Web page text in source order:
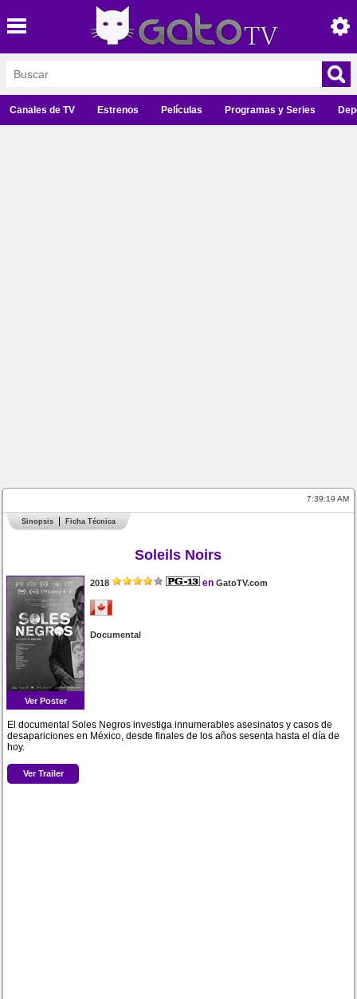
Canales de TV Estrenos Películas Programas y Series
7:39:19 AM
Sinopsis Ficha Técnica
Soleils Noirs
Ver Poster
2018 en GatoTV.com
Documental
El documental Soles Negros investiga innumerables asesinatos y casos de
desapariciones en México, desde finales de los años sesenta hasta el día de
hoy.
Ver Trailer